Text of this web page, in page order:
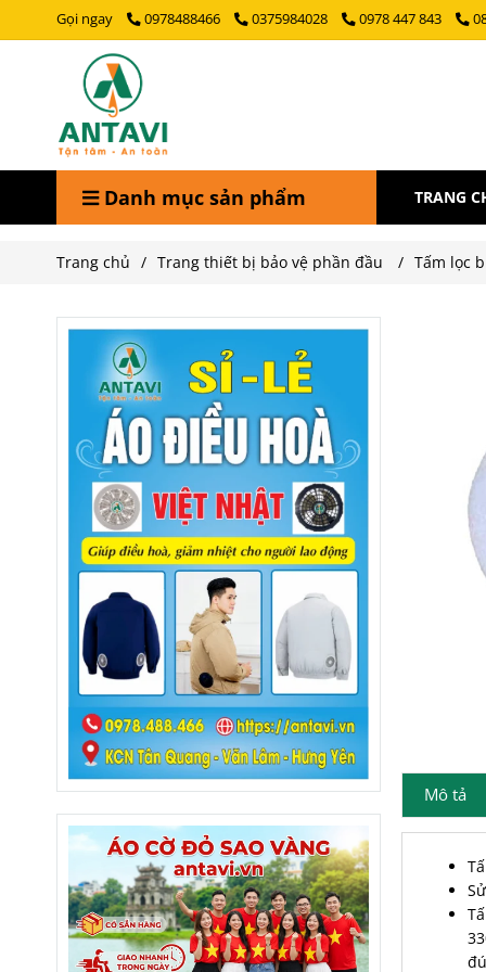
Gọi ngay 0978488466 0375984028 0978 447 843
Danh mục sản phẩm TRANG
Trang chủ / Trang thiết bị bảo vệ phần đầu / Tấm lọc
Mô tả